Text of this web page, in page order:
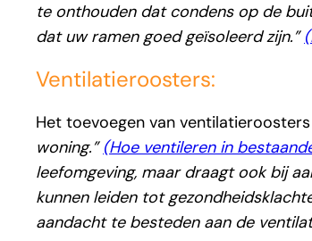
te onthouden dat condens op de
dat uw ramen goed geïsoleerd zijn.”
Ventilatieroosters:
Het toevoegen van
woning.” (Hoe ventileren in
leefomgeving, maar draagt ook bij
kunnen leiden tot
aandacht te besteden aan de